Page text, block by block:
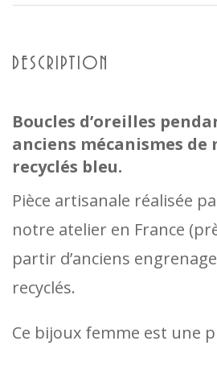
DESCRIPTION
Boucles d’oreilles
anciens mécanismes de
recyclés bleu.
Pièce artisanale réalisée
notre atelier en France
partir d’anciens
recyclés.
Ce bijoux femme est une